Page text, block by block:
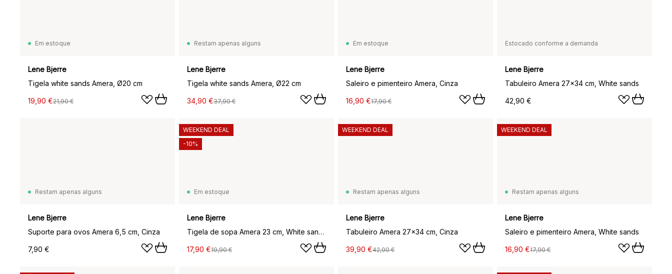
Em estoque
Lene Bjerre
Tigela white sands Amera, Ø20 cm
19,90 €21,90 €
Restam apenas alguns
Lene Bjerre
Tigela white sands Amera, Ø22 cm
34,90 €37,90 €
Em estoque
Lene Bjerre
Saleiro e pimenteiro Amera, Cinza
16,90 €17,90 €
Estocado conforme a demanda
Lene Bjerre
Tabuleiro Amera 27x34 cm, White sands
42,90 €
Restam apenas alguns
Lene Bjerre
Suporte para ovos Amera 6,5 cm, Cinza
7,90 €
Em estoque
Lene Bjerre
Tigela de sopa Amera 23 cm, White sands
17,90 €19,90 €
WEEKEND DEAL
-10%
Restam apenas alguns
Lene Bjerre
Tabuleiro Amera 27x34 cm, Cinza
39,90 €42,90 €
WEEKEND DEAL
Restam apenas alguns
Lene Bjerre
Saleiro e pimenteiro Amera, White sands
16,90 €17,90 €
WEEKEND DEAL